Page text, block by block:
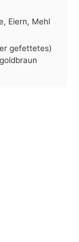
Eiern, Mehl
gefettetes)